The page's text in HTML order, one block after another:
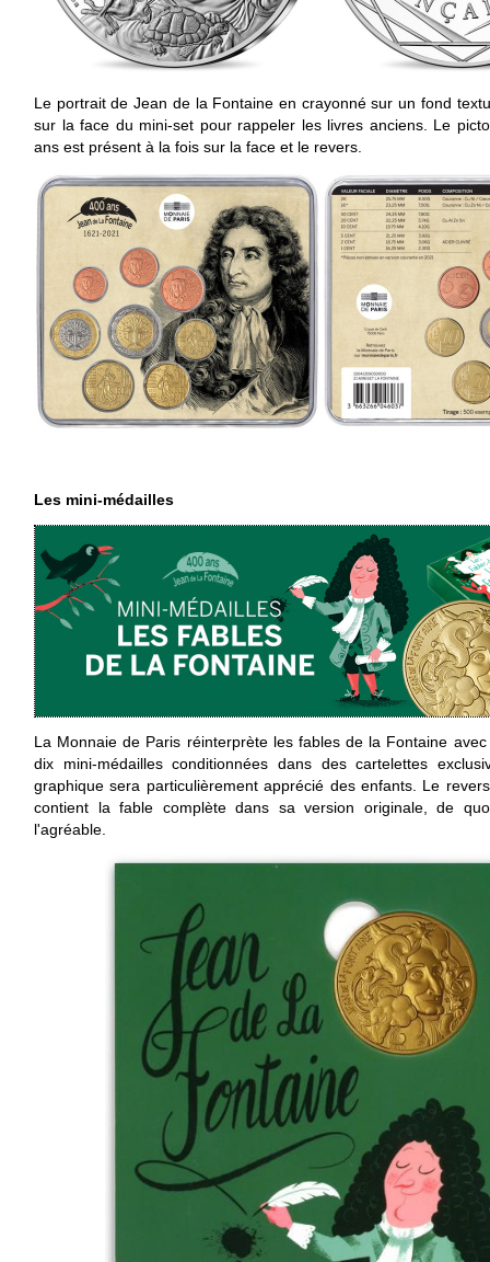
Le portrait de Jean de la Fontaine en crayonné sur un fond
sur la face du mini-set pour rappeler les livres anciens. Le
ans est présent à la fois sur la face et le revers.
Les mini-médailles
La Monnaie de Paris réinterprète les fables de la Fontaine
dix mini-médailles conditionnées dans des cartelettes
graphique sera particulièrement apprécié des enfants. Le
contient la fable complète dans sa version originale, de
l'agréable.